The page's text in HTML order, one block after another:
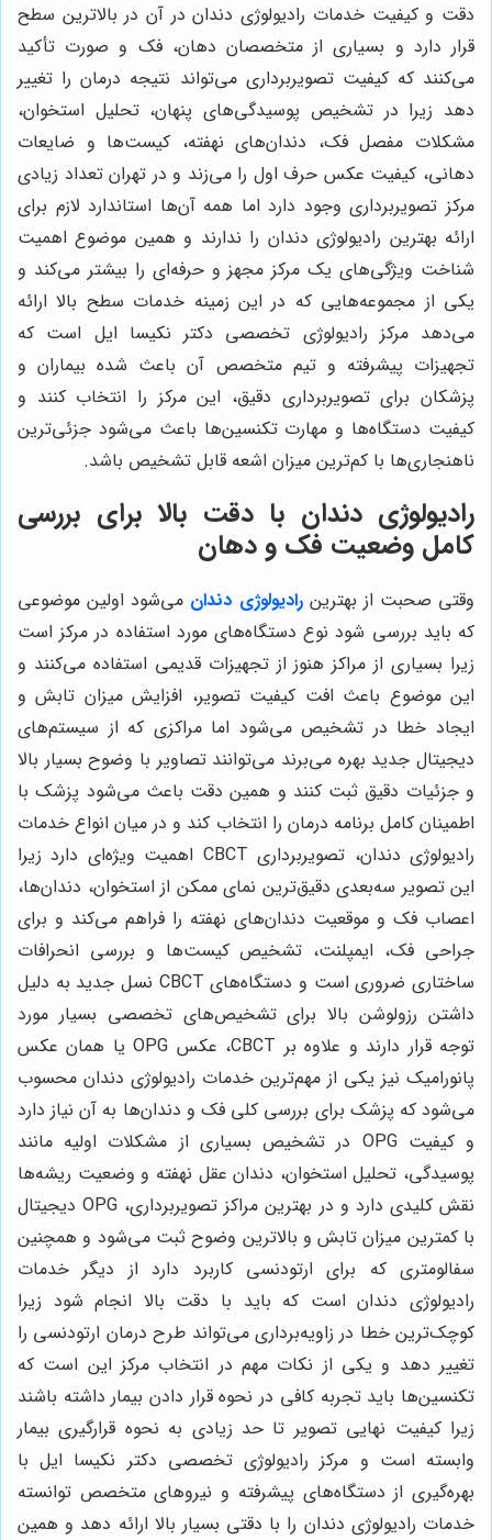
دقت و کیفیت خدمات رادیولوژی دندان در آن در بالاترین سطح
قرار دارد و بسیاری از متخصصان دهان، فک و صورت تأکید
می‌کنند که کیفیت تصویربرداری می‌تواند نتیجه درمان را تغییر
دهد زیرا در تشخیص پوسیدگی‌های پنهان، تحلیل استخوان،
مشکلات مفصل فک، دندان‌های نهفته، کیست‌ها و ضایعات
دهانی، کیفیت عکس حرف اول را می‌زند و در تهران تعداد زیادی
مرکز تصویربرداری وجود دارد اما همه آن‌ها استاندارد لازم برای
ارائه بهترین رادیولوژی دندان را ندارند و همین موضوع اهمیت
شناخت ویژگی‌های یک مرکز مجهز و حرفه‌ای را بیشتر می‌کند و
یکی از مجموعه‌هایی که در این زمینه خدمات سطح بالا ارائه
می‌دهد مرکز رادیولوژی تخصصی دکتر نکیسا ایل است که
تجهیزات پیشرفته و تیم متخصص آن باعث شده بیماران و
پزشکان برای تصویربرداری دقیق، این مرکز را انتخاب کنند و
کیفیت دستگاه‌ها و مهارت تکنسین‌ها باعث می‌شود جزئی‌ترین
ناهنجاری‌ها با کم‌ترین میزان اشعه قابل تشخیص باشد.
رادیولوژی دندان با دقت بالا برای بررسی
کامل وضعیت فک و دهان
وقتی صحبت از بهترینرادیولوژی دندان می‌شود اولین موضوعی
که باید بررسی شود نوع دستگاه‌های مورد استفاده در مرکز است
زیرا بسیاری از مراکز هنوز از تجهیزات قدیمی استفاده می‌کنند و
این موضوع باعث افت کیفیت تصویر، افزایش میزان تابش و
ایجاد خطا در تشخیص می‌شود اما مراکزی که از سیستم‌های
دیجیتال جدید بهره می‌برند می‌توانند تصاویر با وضوح بسیار بالا
و جزئیات دقیق ثبت کنند و همین دقت باعث می‌شود پزشک با
اطمینان کامل برنامه درمان را انتخاب کند و در میان انواع خدمات
رادیولوژی دندان، تصویربرداری CBCT اهمیت ویژه‌ای دارد زیرا
این تصویر سه‌بعدی دقیق‌ترین نمای ممکن از استخوان، دندان‌ها،
اعصاب فک و موقعیت دندان‌های نهفته را فراهم می‌کند و برای
جراحی فک، ایمپلنت، تشخیص کیست‌ها و بررسی انحرافات
ساختاری ضروری است و دستگاه‌های CBCT نسل جدید به دلیل
داشتن رزولوشن بالا برای تشخیص‌های تخصصی بسیار مورد
توجه قرار دارند و علاوه بر CBCT، عکس OPG یا همان عکس
پانورامیک نیز یکی از مهم‌ترین خدمات رادیولوژی دندان محسوب
می‌شود که پزشک برای بررسی کلی فک و دندان‌ها به آن نیاز دارد
و کیفیت OPG در تشخیص بسیاری از مشکلات اولیه مانند
پوسیدگی، تحلیل استخوان، دندان عقل نهفته و وضعیت ریشه‌ها
نقش کلیدی دارد و در بهترین مراکز تصویربرداری، OPG دیجیتال
با کمترین میزان تابش و بالاترین وضوح ثبت می‌شود و همچنین
سفالومتری که برای ارتودنسی کاربرد دارد از دیگر خدمات
رادیولوژی دندان است که باید با دقت بالا انجام شود زیرا
کوچک‌ترین خطا در زاویه‌برداری می‌تواند طرح درمان ارتودنسی را
تغییر دهد و یکی از نکات مهم در انتخاب مرکز این است که
تکنسین‌ها باید تجربه کافی در نحوه قرار دادن بیمار داشته باشند
زیرا کیفیت نهایی تصویر تا حد زیادی به نحوه قرارگیری بیمار
وابسته است و مرکز رادیولوژی تخصصی دکتر نکیسا ایل با
بهره‌گیری از دستگاه‌های پیشرفته و نیروهای متخصص توانسته
خدمات رادیولوژی دندان را با دقتی بسیار بالا ارائه دهد و همین